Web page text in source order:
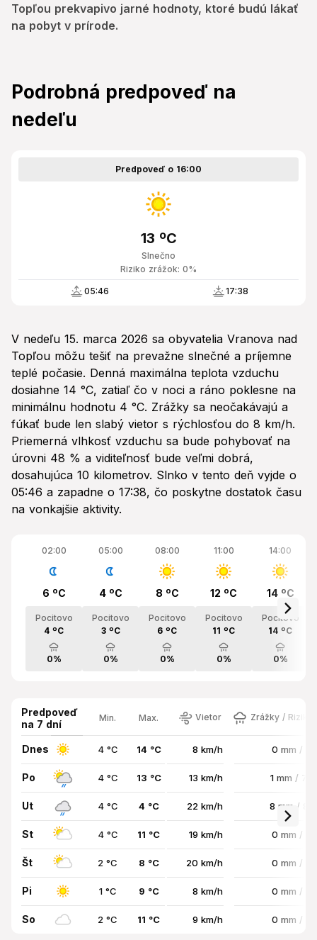
Topľou prekvapivo jarné hodnoty, ktoré budú lákať
na pobyt v prírode.
Podrobná predpoveď na
nedeľu
Predpoveď o 16:00
Slnečno
13 ºC
Riziko zrážok: 0%
05:46 17:38
V nedeľu 15. marca 2026 sa obyvatelia Vranova nad
Topľou môžu tešiť na prevažne slnečné a príjemne
teplé počasie. Denná maximálna teplota vzduchu
dosiahne 14 °C, zatiaľ čo v noci a ráno poklesne na
minimálnu hodnotu 4 °C. Zrážky sa neočakávajú a
fúkať bude len slabý vietor s rýchlosťou do 8 km/h.
Priemerná vlhkosť vzduchu sa bude pohybovať na
úrovni 48 % a viditeľnosť bude veľmi dobrá,
dosahujúca 10 kilometrov. Slnko v tento deň vyjde o
05:46 a zapadne o 17:38, čo poskytne dostatok času
na vonkajšie aktivity.
02:00
6 ºC
Pocitovo
4 ºC
0%
05:00
4 ºC
Pocitovo
3 ºC
0%
08:00
8 ºC
Pocitovo
6 ºC
0%
11:00
12 ºC
Pocitovo
11 ºC
0%
14:00
14 ºC
Pocitovo
14 ºC
0%
Predpoveď
na 7 dní
Min. Max. Vietor Zrážky / Riziko
Dnes 4 °C 14 °C 8 km/h 0 mm /
Po 4 °C 13 °C 13 km/h 1 mm /
Ut 4 °C 4 °C 22 km/h 8 mm /
St 4 °C 11 °C 19 km/h 0 mm /
Št 2 °C 8 °C 20 km/h 0 mm /
Pi 1 °C 9 °C 8 km/h 0 mm /
So 2 °C 11 °C 9 km/h 0 mm /